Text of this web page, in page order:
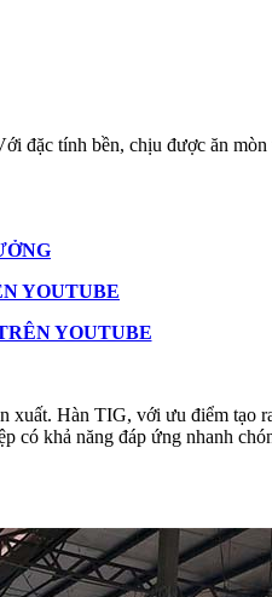
đặc tính bền, chịu được ăn
YOUTUBE
YOUTUBE
Hàn TIG, với ưu điểm tạo
có khả năng đáp ứng nhanh